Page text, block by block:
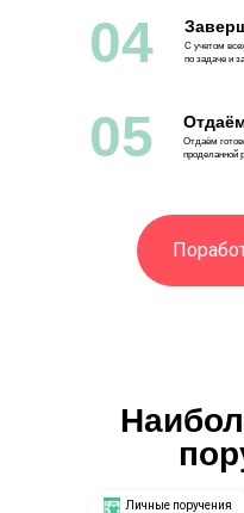
04
С учетом
по задаче и
05
Отдаём
проделанной
Личные поручения